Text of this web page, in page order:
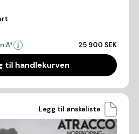
A* 25 900 SEK
til handlekurven
Legg til ønskeliste